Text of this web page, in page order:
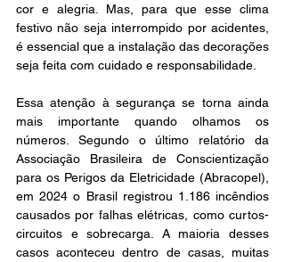
cor e alegria. Mas, para que esse clima
festivo não seja interrompido por acidentes,
é essencial que a instalação das decorações
seja feita com cuidado e responsabilidade.
Essa atenção à segurança se torna ainda
mais importante quando olhamos os
números. Segundo o último relatório da
Associação Brasileira de Conscientização
para os Perigos da Eletricidade (Abracopel),
em 2024 o Brasil registrou 1.186 incêndios
causados por falhas elétricas, como curtos-
circuitos e sobrecarga. A maioria desses
casos aconteceu dentro de casas, muitas